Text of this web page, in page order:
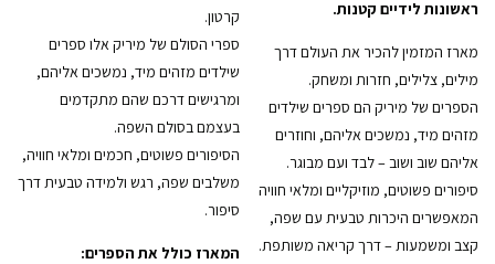
ראשונות לידיים קטנות.
מארז המזמין להכיר את העולם דרך
מילים, צלילים, חזרות ומשחק.
הספרים של מיריק הם ספרים שילדים
מזהים מיד, נמשכים אליהם, וחוזרים
אליהם שוב ושוב – לבד ועם מבוגר.
סיפורים פשוטים, מוזיקליים ומלאי חוויה
המאפשרים היכרות טבעית עם שפה,
קצב ומשמעות – דרך קריאה משותפת.
קרטון.
ספרי הסולם של מיריק אלו ספרים
שילדים מזהים מיד, נמשכים אליהם,
ומרגישים דרכם שהם מתקדמים
בעצמם בסולם השפה.
הסיפורים פשוטים, חכמים ומלאי חוויה,
משלבים שפה, רגש ולמידה טבעית דרך
סיפור.
המארז כולל את הספרים: